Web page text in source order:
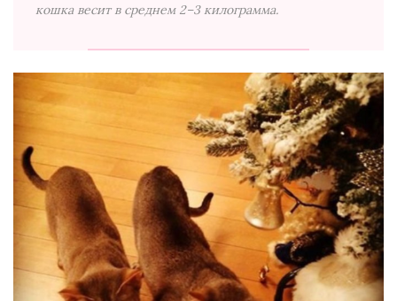
кошка весит в среднем 2–3 килограмма.